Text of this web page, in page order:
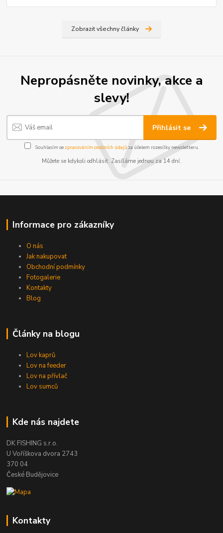
Zobrazit všechny články
Nepropásněte novinky, akce a
slevy!
Přihlásit se
Souhlasím se zpracováním osobních údajůza účelem rozesílky newsletteru.
Můžete se kdykoli odhlásit. Zasíláme jednou za 14 dní.
Informace pro zákazníky
O nás
Jak nakupovat
Obchodní podmínky
Fotogalerie
Kontakty
Blog
Články na blogu
Lov kaprů
Lov na feeder
Lov na přívlač
Lov sumců
Kde nás najdete
DK FISHING s.r.o.
U Voříškova dvora 2743
370 04
České Budějovice
Kontakty